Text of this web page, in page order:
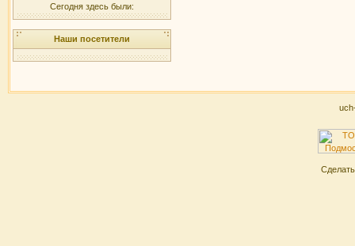
Сегодня здесь были:
Наши посетители